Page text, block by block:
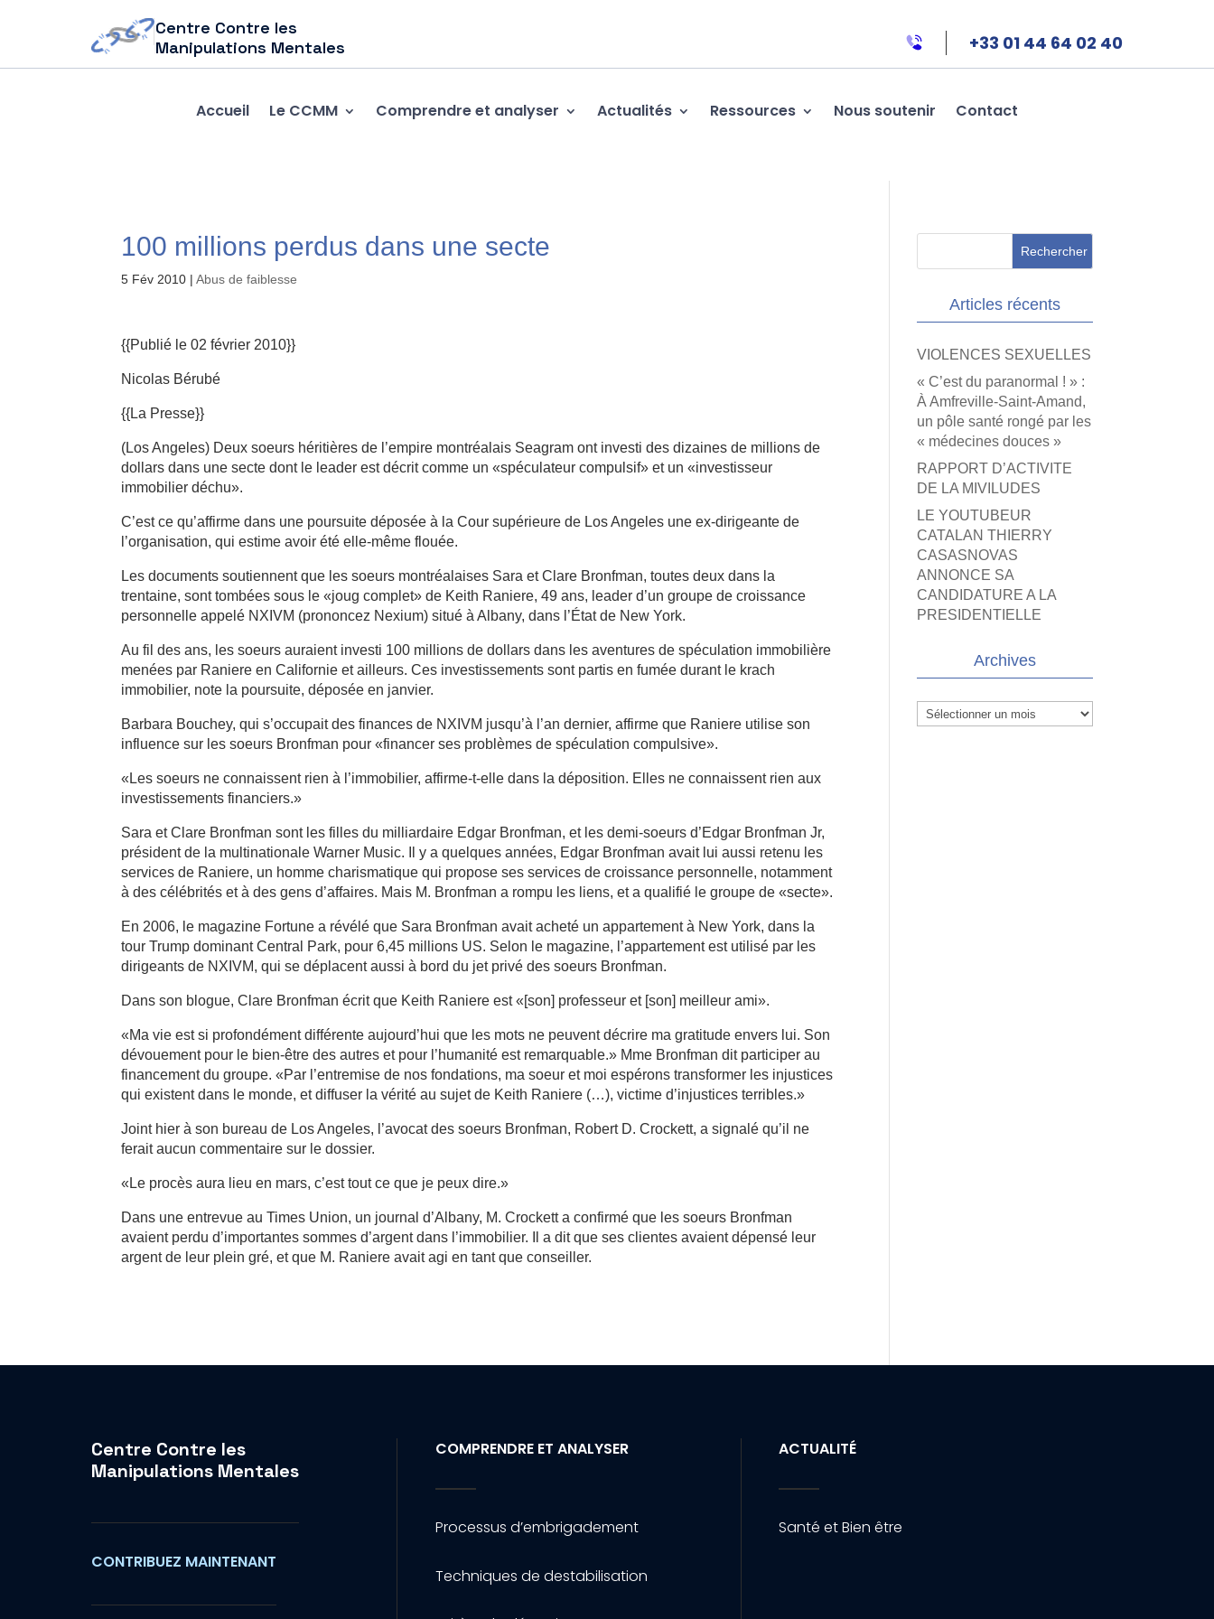
Centre Contre les
Manipulations Mentales
+33 01 44 64 02 40
Accueil Le CCMM Comprendre et analyser Actualités Ressources Nous soutenir Contact
100 millions perdus dans une secte
5 Fév 2010 |Abus de faiblesse
{{Publié le 02 février 2010}}
Nicolas Bérubé
{{La Presse}}
(Los Angeles) Deux soeurs héritières de l’empire montréalais Seagram ont investi des dizaines de millions de
dollars dans une secte dont le leader est décrit comme un «spéculateur compulsif» et un «investisseur
immobilier déchu».
C’est ce qu’affirme dans une poursuite déposée à la Cour supérieure de Los Angeles une ex-dirigeante de
l’organisation, qui estime avoir été elle-même flouée.
Les documents soutiennent que les soeurs montréalaises Sara et Clare Bronfman, toutes deux dans la
trentaine, sont tombées sous le «joug complet» de Keith Raniere, 49 ans, leader d’un groupe de croissance
personnelle appelé NXIVM (prononcez Nexium) situé à Albany, dans l’État de New York.
Au fil des ans, les soeurs auraient investi 100 millions de dollars dans les aventures de spéculation immobilière
menées par Raniere en Californie et ailleurs. Ces investissements sont partis en fumée durant le krach
immobilier, note la poursuite, déposée en janvier.
Barbara Bouchey, qui s’occupait des finances de NXIVM jusqu’à l’an dernier, affirme que Raniere utilise son
influence sur les soeurs Bronfman pour «financer ses problèmes de spéculation compulsive».
«Les soeurs ne connaissent rien à l’immobilier, affirme-t-elle dans la déposition. Elles ne connaissent rien aux
investissements financiers.»
Sara et Clare Bronfman sont les filles du milliardaire Edgar Bronfman, et les demi-soeurs d’Edgar Bronfman Jr,
président de la multinationale Warner Music. Il y a quelques années, Edgar Bronfman avait lui aussi retenu les
services de Raniere, un homme charismatique qui propose ses services de croissance personnelle, notamment
à des célébrités et à des gens d’affaires. Mais M. Bronfman a rompu les liens, et a qualifié le groupe de «secte».
En 2006, le magazine Fortune a révélé que Sara Bronfman avait acheté un appartement à New York, dans la
tour Trump dominant Central Park, pour 6,45 millions US. Selon le magazine, l’appartement est utilisé par les
dirigeants de NXIVM, qui se déplacent aussi à bord du jet privé des soeurs Bronfman.
Dans son blogue, Clare Bronfman écrit que Keith Raniere est «[son] professeur et [son] meilleur ami».
«Ma vie est si profondément différente aujourd’hui que les mots ne peuvent décrire ma gratitude envers lui. Son
dévouement pour le bien-être des autres et pour l’humanité est remarquable.» Mme Bronfman dit participer au
financement du groupe. «Par l’entremise de nos fondations, ma soeur et moi espérons transformer les injustices
qui existent dans le monde, et diffuser la vérité au sujet de Keith Raniere (…), victime d’injustices terribles.»
Joint hier à son bureau de Los Angeles, l’avocat des soeurs Bronfman, Robert D. Crockett, a signalé qu’il ne
ferait aucun commentaire sur le dossier.
«Le procès aura lieu en mars, c’est tout ce que je peux dire.»
Dans une entrevue au Times Union, un journal d’Albany, M. Crockett a confirmé que les soeurs Bronfman
avaient perdu d’importantes sommes d’argent dans l’immobilier. Il a dit que ses clientes avaient dépensé leur
argent de leur plein gré, et que M. Raniere avait agi en tant que conseiller.
Articles récents
VIOLENCES SEXUELLES
« C’est du paranormal ! » :
À Amfreville-Saint-Amand,
un pôle santé rongé par les
« médecines douces »
RAPPORT D’ACTIVITE
DE LA MIVILUDES
LE YOUTUBEUR
CATALAN THIERRY
CASASNOVAS
ANNONCE SA
CANDIDATURE A LA
PRESIDENTIELLE
Archives
Archives
Centre Contre les
Manipulations Mentales
CONTRIBUEZ MAINTENANT
COMPRENDRE ET ANALYSER
Processus d’embrigadement
Techniques de destabilisation
ACTUALITÉ
Santé et Bien être